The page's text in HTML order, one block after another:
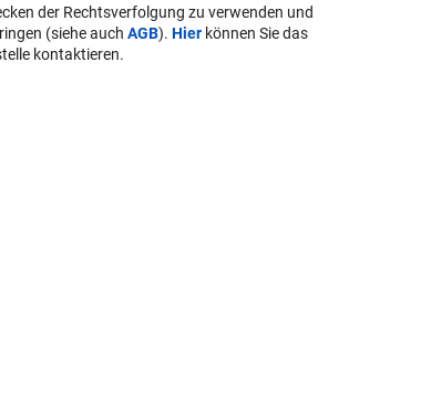
der Rechtsverfolgung zu verwenden und
(siehe auch AGB). Hier können Sie das
kontaktieren.